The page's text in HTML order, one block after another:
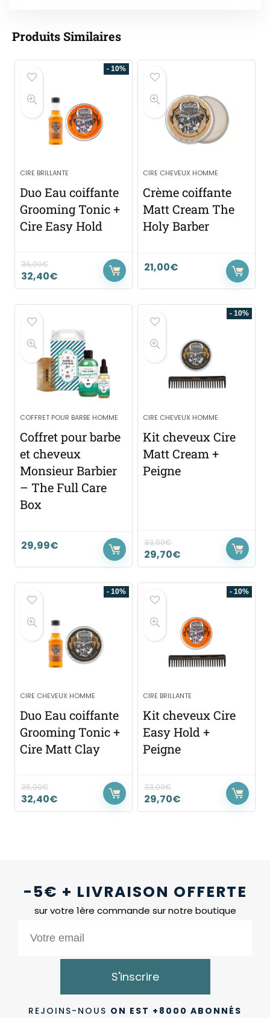
Produits Similaires
- 10%
CIRE BRILLANTE
Duo Eau coiffante
Grooming Tonic +
Cire Easy Hold
36,00€
32,40€
CIRE CHEVEUX HOMME
Crème coiffante
Matt Cream The
Holy Barber
21,00€
COFFRET POUR BARBE HOMME
Coffret pour barbe
et cheveux
Monsieur Barbier
– The Full Care
Box
29,99€
- 10%
CIRE CHEVEUX HOMME
Kit cheveux Cire
Matt Cream +
Peigne
33,00€
29,70€
- 10%
CIRE CHEVEUX HOMME
Duo Eau coiffante
Grooming Tonic +
Cire Matt Clay
36,00€
32,40€
- 10%
CIRE BRILLANTE
Kit cheveux Cire
Easy Hold +
Peigne
33,00€
29,70€
-5€ + LIVRAISON OFFERTE
sur votre 1ère commande sur notre boutique
S'inscrire
REJOINS-NOUS ON EST +8000 ABONNÉS